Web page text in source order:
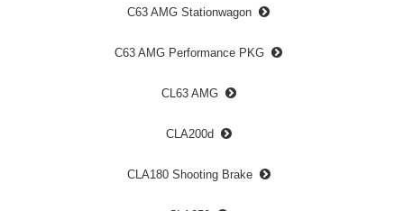
C63 AMG Stationwagon
C63 AMG Performance PKG
CL63 AMG
CLA200d
CLA180 Shooting Brake